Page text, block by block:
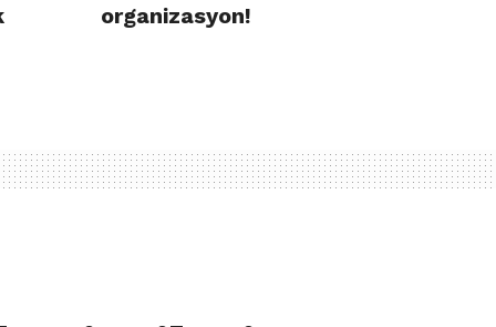
organizasyon!